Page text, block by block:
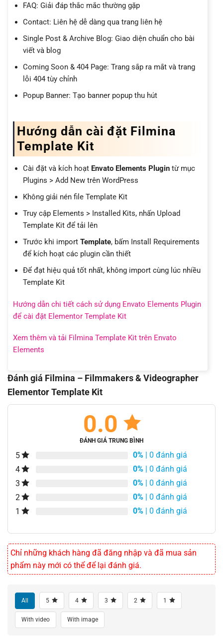
FAQ: Giải đáp thắc mắc thường gặp
Contact: Liên hệ dễ dàng qua trang liên hệ
Single Post & Archive Blog: Giao diện chuẩn cho bài
viết và blog
Coming Soon & 404 Page: Trang sắp ra mắt và trang
lỗi 404 tùy chỉnh
Popup Banner: Tạo banner popup thu hút
Hướng dẫn cài đặt Filmina
Template Kit
Cài đặt và kích hoạt Envato Elements Plugintừ mục
Plugins > Add New trên WordPress
Không giải nén file Template Kit
Truy cập Elements > Installed Kits, nhấn Upload
Template Kit để tải lên
Trước khi import Template, bấm Install Requirements
để kích hoạt các plugin cần thiết
Để đạt hiệu quả tốt nhất, không import cùng lúc nhiều
Template Kit
Hướng dẫn chi tiết cách sử dụng Envato Elements Plugin
để cài đặt Elementor Template Kit
Xem thêm và tải Filmina Template Kit trên Envato
Elements
Đánh giá Filmina – Filmmakers & Videographer
Elementor Template Kit
0.0
ĐÁNH GIÁ TRUNG BÌNH
5 0% | 0 đánh giá
4
0% | 0 đánh giá
3
0% | 0 đánh giá
2
0% | 0 đánh giá
1
0% | 0 đánh giá
Chỉ những khách hàng đã đăng nhập và đã mua sản
phẩm này mới có thể để lại đánh giá.
All 5 4 3 2 1
With video With image